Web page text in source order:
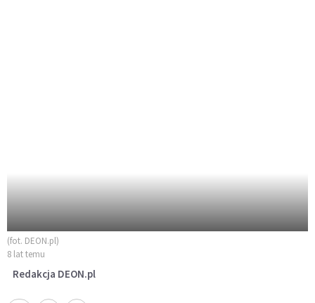
(fot. DEON.pl)
8 lat temu
Redakcja DEON.pl